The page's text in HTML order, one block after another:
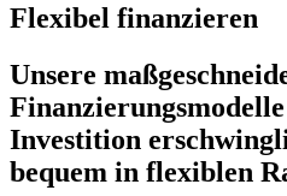
Flexibel finanzieren
Unsere
Investition
bequem in flexiblen